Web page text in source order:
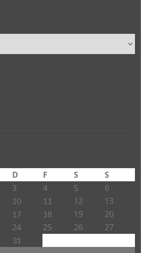
D F S S
3 4 5 6
10 11 12
13
17 18 19
20
24 25 26
27
31